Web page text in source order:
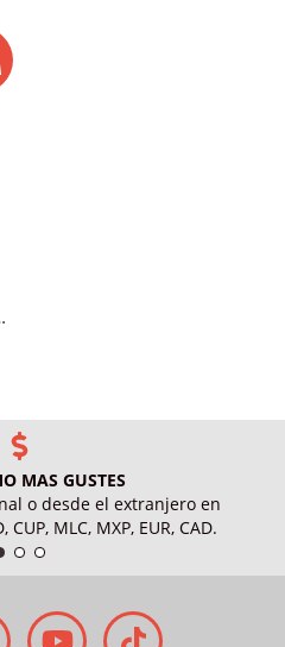
MAS GUSTES
o desde el extranjero en
MLC, MXP, EUR, CAD.